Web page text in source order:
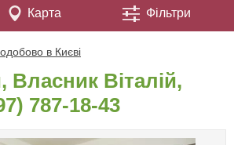
Карта Фільтри
в Києві
Власник Віталій,
787-18-43